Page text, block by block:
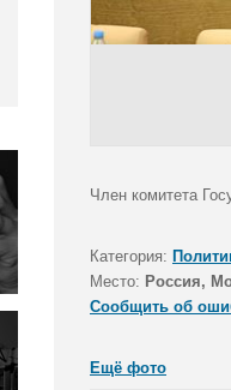
Член комитета
Категория:
Место: Россия,
Сообщить об
Ещё фото